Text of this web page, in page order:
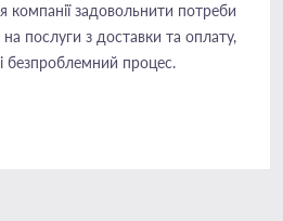
компанії задовольнити потреби
на послуги з доставки та оплату,
безпроблемний процес.